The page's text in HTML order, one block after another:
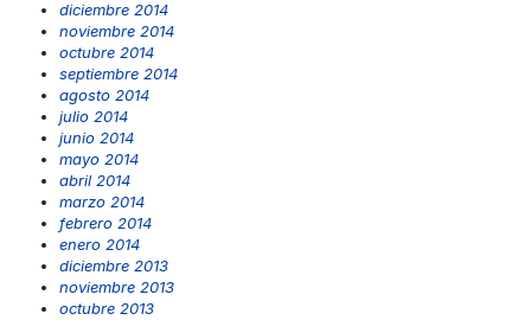
diciembre 2014
noviembre 2014
octubre 2014
septiembre 2014
agosto 2014
julio 2014
junio 2014
mayo 2014
abril 2014
marzo 2014
febrero 2014
enero 2014
diciembre 2013
noviembre 2013
octubre 2013